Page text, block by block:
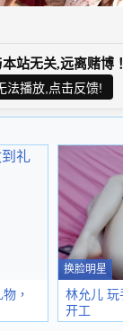
站无关,远离赌博
法播放,点击反馈!
，
换脸明星
林允儿 玩
开工